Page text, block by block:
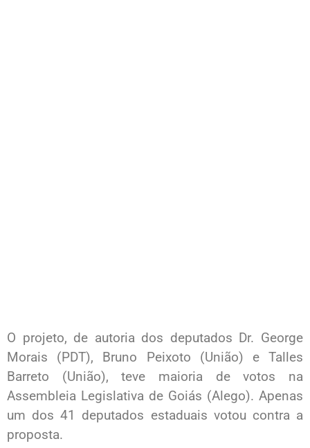
O projeto, de autoria dos deputados Dr. George
Morais (PDT), Bruno Peixoto (União) e Talles
Barreto (União), teve maioria de votos na
Assembleia Legislativa de Goiás (Alego). Apenas
um dos 41 deputados estaduais votou contra a
proposta.